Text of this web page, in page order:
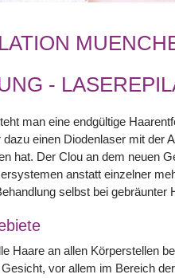
-
man eine endgültige
einen Diodenlaser mit der
hat. Der Clou an dem neuen
anstatt einzelner
selbst bei gebräunter
Haare an allen Körperstellen
vor allem im Bereich